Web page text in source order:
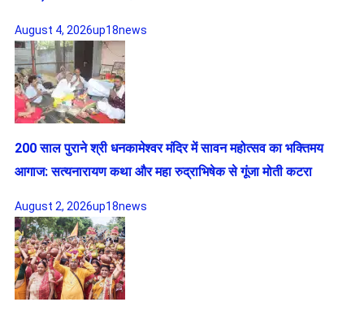
August 4, 2026up18news
200 साल पुराने श्री धनकामेश्वर मंदिर में सावन महोत्सव का भक्तिमय
आगाज: सत्यनारायण कथा और महा रुद्राभिषेक से गूंजा मोती कटरा
August 2, 2026up18news